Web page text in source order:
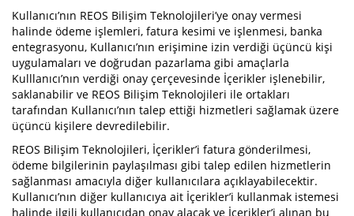
Kullanıcı’nın REOS Bilişim Teknolojileri’ye onay vermesi
halinde ödeme işlemleri, fatura kesimi ve işlenmesi, banka
entegrasyonu, Kullanıcı’nın erişimine izin verdiği üçüncü kişi
uygulamaları ve doğrudan pazarlama gibi amaçlarla
Kulllanıcı’nın verdiği onay çerçevesinde İçerikler işlenebilir,
saklanabilir ve REOS Bilişim Teknolojileri ile ortakları
tarafından Kullanıcı’nın talep ettiği hizmetleri sağlamak üzere
üçüncü kişilere devredilebilir.
REOS Bilişim Teknolojileri, İçerikler’i fatura gönderilmesi,
ödeme bilgilerinin paylaşılması gibi talep edilen hizmetlerin
sağlanması amacıyla diğer kullanıcılara açıklayabilecektir.
Kullanıcı’nın diğer kullanıcıya ait İçerikler’i kullanmak istemesi
halinde ilgili kullanıcıdan onay alacak ve İçerikler’i alınan bu